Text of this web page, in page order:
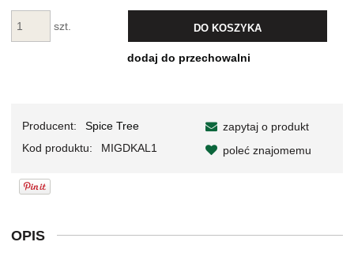
szt. DO KOSZYKA
dodaj do przechowalni
Producent:
Spice Tree
Kod produktu:
MIGDKAL1
zapytaj o produkt
poleć znajomemu
OPIS